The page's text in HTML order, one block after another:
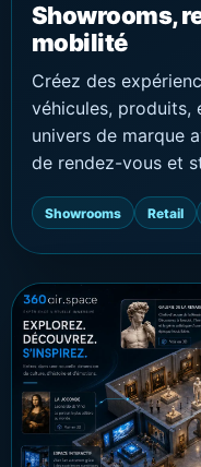
Showrooms,
mobilité
Créez des
véhicules, produits,
univers de marque
de rendez-vous et
Showrooms Retail